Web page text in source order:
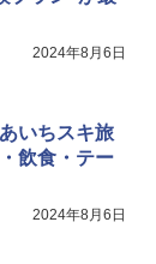
2024年8月6日
いちスキ旅
飲食・テー
2024年8月6日